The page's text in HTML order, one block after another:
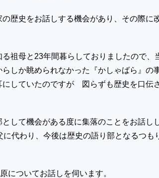
歴史をお話しする機会があり、その際に
祖母と 23年間暮らしておりましたので、
しか眺められなかった『かしゃばら』の
にしていたのですが 図らずも歴史を口伝
して機会がある度に集落のことをお話し
に代わり、今後は歴史の語り部となるつも
についてお話しを伺います。